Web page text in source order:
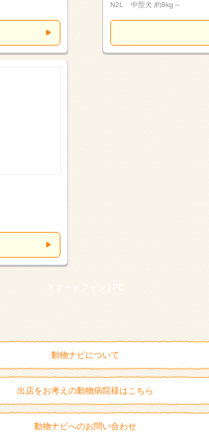
N2L 中型犬 約8kg～
スマートフォン | PC
動物ナビについて
出店をお考えの動物病院様はこちら
動物ナビへのお問い合わせ